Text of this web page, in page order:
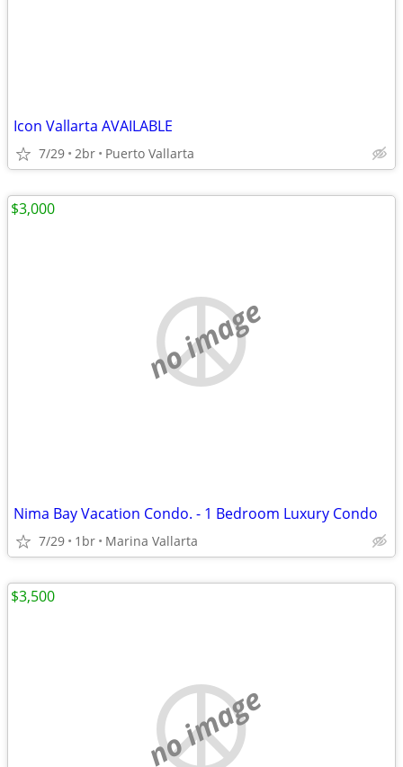
Icon Vallarta AVAILABLE
7/29 2br Puerto Vallarta
no image
Nima Bay Vacation Condo. - 1 Bedroom Luxury Condo
7/29 1br Marina Vallarta
$3,000
no image
$3,500